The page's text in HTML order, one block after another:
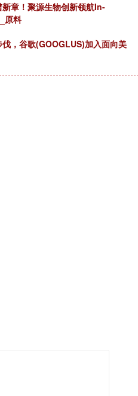
章！聚源生物创新领航In-
原料
，谷歌(GOOGLUS)加入面向美